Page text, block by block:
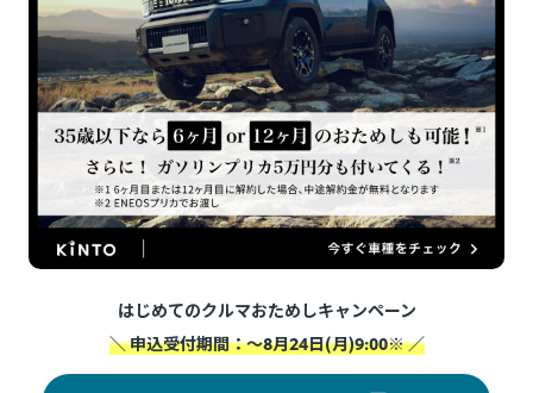
はじめてのクルマおためしキャンペーン
＼ 申込受付期間：～8月24日(月)9:00※ ／